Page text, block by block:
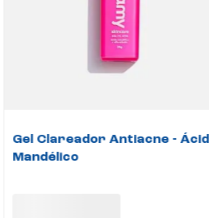
Gel Clareador Antiacne -
Mandélico